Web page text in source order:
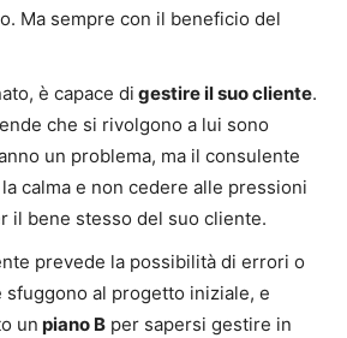
Ma sempre con il beneficio del
è capace di gestire il suo cliente.
che si rivolgono a lui sono
un problema, ma il consulente
calma e non cedere alle pressioni
il bene stesso del suo cliente.
prevede la possibilità di errori o
sfuggono al progetto iniziale, e
un piano B per sapersi gestire in